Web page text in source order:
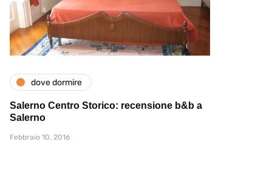
dove dormire
Salerno Centro Storico: recensione b&b a
Salerno
Febbraio 10, 2016